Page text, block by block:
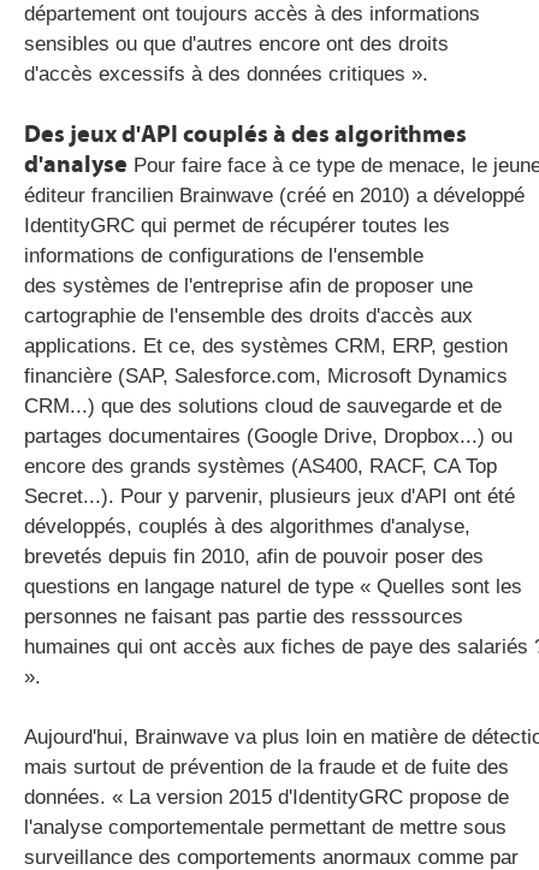
département ont toujours accès à des informations
sensibles ou que d'autres encore ont des droits
d'accès excessifs à des données critiques ».
Des jeux d'API couplés à des algorithmes
d'analyse Pour faire face à ce type de menace, le
éditeur francilien Brainwave (créé en 2010) a développé
IdentityGRC qui permet de récupérer toutes les
informations de configurations de l'ensemble
des systèmes de l'entreprise afin de proposer une
cartographie de l'ensemble des droits d'accès aux
applications. Et ce, des systèmes CRM, ERP, gestion
financière (SAP, Salesforce.com, Microsoft Dynamics
CRM...) que des solutions cloud de sauvegarde et de
partages documentaires (Google Drive, Dropbox...) ou
encore des grands systèmes (AS400, RACF, CA Top
Secret...). Pour y parvenir, plusieurs jeux d'API ont été
développés, couplés à des algorithmes d'analyse,
brevetés depuis fin 2010, afin de pouvoir poser des
questions en langage naturel de type « Quelles sont les
personnes ne faisant pas partie des resssources
humaines qui ont accès aux fiches de paye des salariés
».
Aujourd'hui, Brainwave va plus loin en matière de
mais surtout de prévention de la fraude et de fuite des
données. « La version 2015 d'IdentityGRC propose de
l'analyse comportementale permettant de mettre sous
surveillance des comportements anormaux comme par